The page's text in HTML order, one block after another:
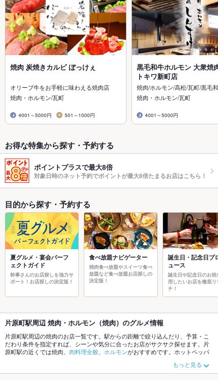
焼肉 炭焼きカルビ ぼっけぇ
オリーブ牛をお手軽に味わえる焼肉店
焼肉・ホルモン/瓦町
4001～5000円 501～1000円
黒毛和牛ホルモン 大衆焼
トキワ新町店
焼肉/ホルモン/高松/瓦町/黒毛
焼肉・ホルモン/瓦町
4001～5000円
お得な特集から探す・予約する
ポイントプラスで最大8倍
対象日時のネット予約でポイントが最大8倍たまるお店はこちら！
目的から探す・予約する
夏グルメ・宴会パーフ
ェクトガイド
幹事さんのお店探しを強力サ
ポート！お店探しの決定版！
食べ放題ナビゲーター
焼肉食べ放題やスイーツ食べ
放題など食べ放題お店探しの
決定版！
誕生日・記念日プ
ュース
誕生日や記念日のお祝
用したいお店を徹底リ
チ！
片原町駅周辺 焼肉・ホルモン（焼肉）のグルメ情報
片原町駅周辺の焼肉のお店一覧です。駅からの距離で絞り込んだり、予算・こ
だわり条件を指定すれば、シーンや気分に合ったお店がサクサク探せます。片
原町駅の近くでは焼肉、 肉料理全般 ホルモンがおすすめです。ホットペッパ
おすすめ料理など、お店の最新情報をご紹介しているので安心！24時間使える
簡単便利なネット予約が使えるお店も拡大中です。友達どうしの飲み会にも、
もっと見る